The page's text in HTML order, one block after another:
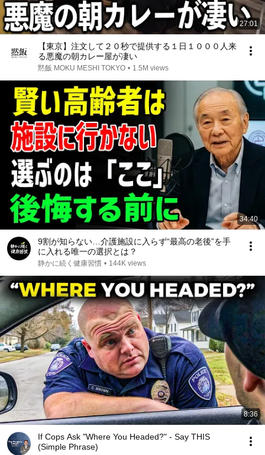
27:01
【東京】注文して２０秒で提供する１日１０００人来
る悪魔の朝カレー屋が凄い
黙飯 MOKU MESHI TOKYO • 1.5M views
34:40
9割が知らない…介護施設に入らず“最高の老後”を手
に入れる唯一の選択とは？
静かに続く健康習慣 • 144K views
8:36
If Cops Ask "Where You Headed?" - Say THIS
(Simple Phrase)